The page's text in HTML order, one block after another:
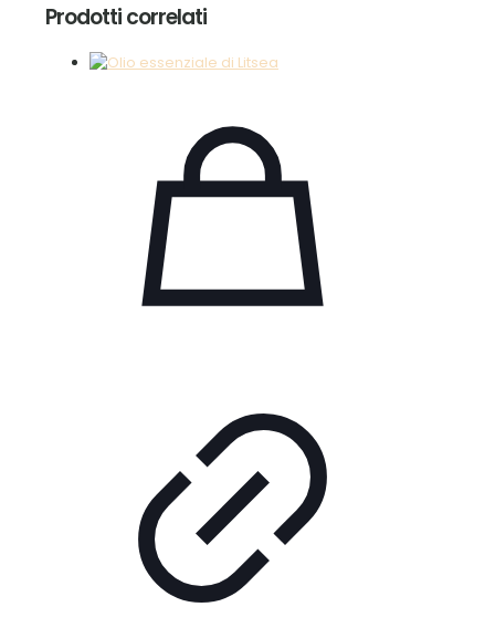
Prodotti correlati